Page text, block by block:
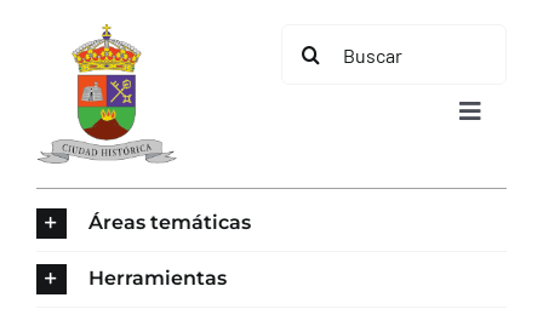
contenido
Buscar:
Toggle
Áreas temáticas
Herramientas